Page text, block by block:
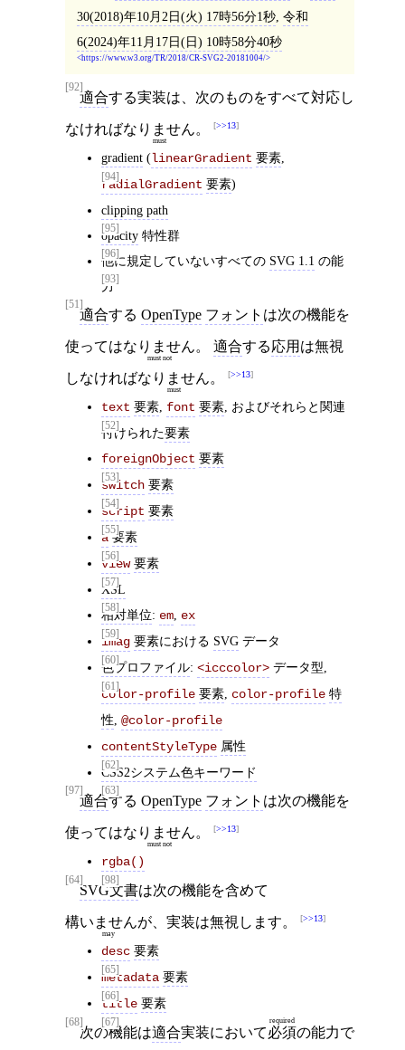
30(2018)年10月2日(火) 17時56分1秒, 令和
6(2024)年11月17日(日) 10時58分40秒
https://www.w3.org/TR/2018/CR-SVG2-20181004/
[92]
適合する実装は、次のものをすべて対応し
なければなりません
must
。 >>13
[94]
gradient (linearGradient 要素,
radialGradient 要素)
[95]
clipping path
[96]
opacity 特性群
[93]
他に規定していないすべての SVG 1.1 の能
力
[51]
適合する OpenType フォント は次の機能を
使ってはなりません
must not
。 適合する応用 は無視
しなければなりません
must
。 >>13
[52]
text 要素, font 要素, およびそれらと関連
付けられた要素
[53]
foreignObject 要素
[54]
switch 要素
[55]
script 要素
[56]
a 要素
[57]
view 要素
[58]
XSL
[59]
相対単位: em, ex
[60]
imag 要素における SVG データ
[61]
色プロファイル: <icccolor> データ型,
color-profile 要素, color-profile 特
性, @color-profile
[62]
contentStyleType 属性
[63]
CSS2システム色キーワード
[97]
適合する OpenType フォント は次の機能を
使ってはなりません
must not
。 >>13
[98]
rgba()
[64]
SVG文書は次の機能を含めて
構いませんが
may
、実装は無視します。 >>13
[65]
desc 要素
[66]
metadata 要素
[67]
title 要素
[68]
次の機能は適合実装において必須
required
の能力で